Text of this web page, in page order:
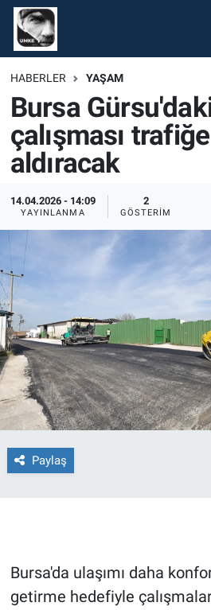
HABERLER YAŞAM
Bursa
çalışması
aldıracak
14.04.2026 - 14:09
YAYINLANMA
2
GÖSTERIM
Paylaş
Bursa'da ulaşımı daha
getirme hedefiyle
Gündem
Ekonomi
Spor
Tüm Haberler
Nöbetçi Eczaneler
Hava Durumu
Namaz Vakitleri
Süper Lig Puan Durumu ve
Tüm Manşetler
Haber Arşivi